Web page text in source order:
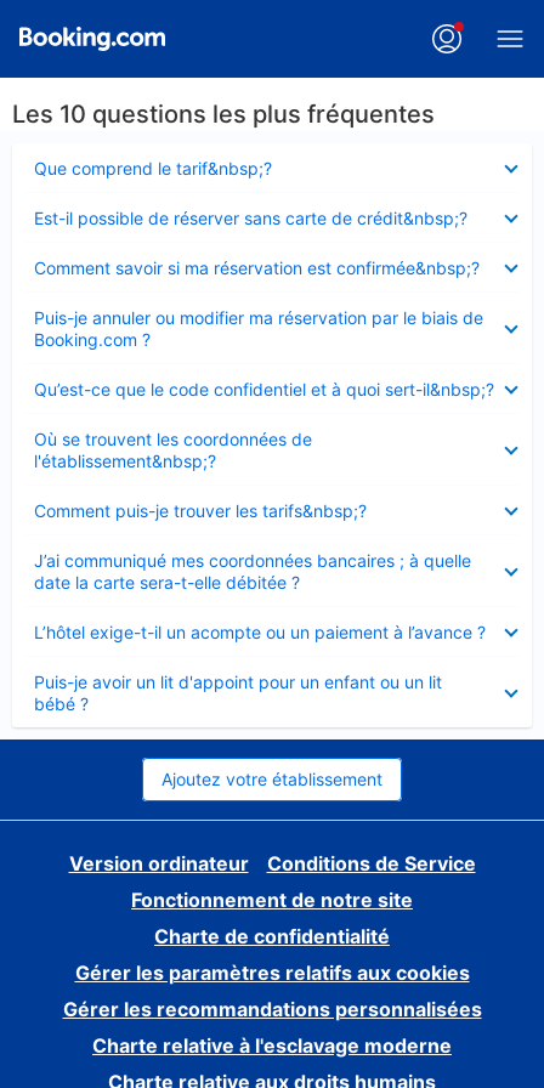
Les 10 questions les plus fréquentes
Que comprend le tarif&nbsp;?
fermé
Est-il possible de réserver sans carte de crédit&nbsp;?
fermé
Comment savoir si ma réservation est confirmée&nbsp;?
fermé
Puis-je annuler ou modifier ma réservation par le biais de
Booking.com ?
fermé
Qu’est-ce que le code confidentiel et à quoi sert-il&nbsp;?
fermé
Où se trouvent les coordonnées de
l'établissement&nbsp;?
fermé
Comment puis-je trouver les tarifs&nbsp;?
fermé
J’ai communiqué mes coordonnées bancaires ; à quelle
date la carte sera-t-elle débitée ?
fermé
L’hôtel exige-t-il un acompte ou un paiement à l’avance ?
fermé
Puis-je avoir un lit d'appoint pour un enfant ou un lit
bébé ?
fermé
Ajoutez votre établissement
Version ordinateur
Conditions de Service
Fonctionnement de notre site
Charte de confidentialité
Gérer les paramètres relatifs aux cookies
Gérer les recommandations personnalisées
Charte relative à l'esclavage moderne
Charte relative aux droits humains